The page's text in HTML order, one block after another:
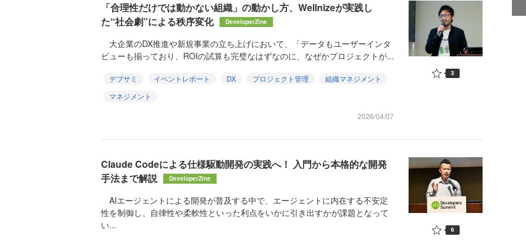
「合理性だけでは動かない組織」の動かし方、Wellnizeが実践し
た“社会劇”による秩序変化
DeveloperZine
大企業のDX推進や新規事業の立ち上げにおいて、「データもユーザーインタ
ビューも揃っており、ROIの試算も完璧なはずなのに、なぜかプロジェクトが...
デブサミ イベントレポート DX プロジェクト管理
組織マネジメント
マネジメント
2026/04/07
3
Claude Codeによる仕様駆動開発の実践へ！ 入門から本格的な開発
手法まで解説
DeveloperZine
AIエージェントによる開発が普及する中で、エージェントに内在する不安定
性を制御し、自律性や柔軟性といった利点をいかに引き出すかが課題となって
い...
6